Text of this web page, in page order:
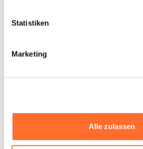
Statistiken
Marketing
Alle zulassen